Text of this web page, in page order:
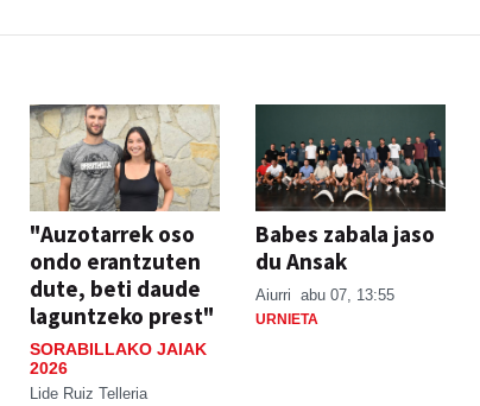
"Auzotarrek oso
ondo erantzuten
dute, beti daude
laguntzeko prest"
SORABILLAKO JAIAK
2026
Lide Ruiz Telleria
Babes zabala jaso
du Ansak
Aiurri abu 07, 13:55
URNIETA